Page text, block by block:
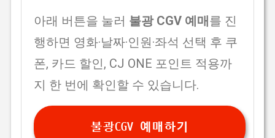
아래 버튼을 눌러 불광 CGV 예매를 진
행하면 영화·날짜·인원·좌석 선택 후 쿠
폰, 카드 할인, CJ ONE 포인트 적용까
지 한 번에 확인할 수 있습니다.
불광CGV 예매하기